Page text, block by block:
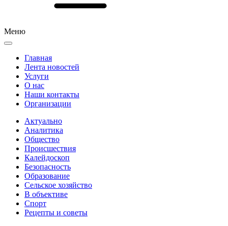
Меню
Главная
Лента новостей
Услуги
О нас
Наши контакты
Организации
Актуально
Аналитика
Общество
Происшествия
Калейдоскоп
Безопасность
Образование
Сельское хозяйство
В объективе
Спорт
Рецепты и советы